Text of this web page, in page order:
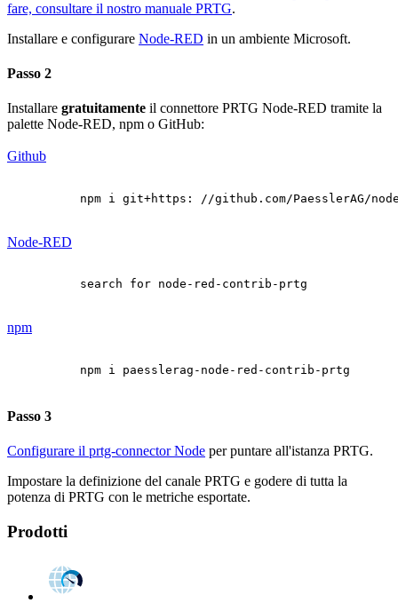
fare, consultare il nostro manuale PRTG.
Installare e configurare Node-RED in un ambiente Microsoft.
Passo 2
Installare gratuitamente il connettore PRTG Node-RED tramite la
palette Node-RED, npm o GitHub:
Github
npm i git+https: //github.com/PaesslerAG/
Node-RED
search for node-red-contrib-prtg
npm
npm i paesslerag-node-red-contrib-prtg
Passo 3
Configurare il prtg-connector Node per puntare all'istanza PRTG.
Impostare la definizione del canale PRTG e godere di tutta la
potenza di PRTG con le metriche esportate.
Prodotti